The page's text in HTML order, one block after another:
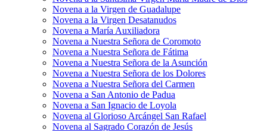
Novena a la Virgen de Guadalupe
Novena a la Virgen Desatanudos
Novena a María Auxiliadora
Novena a Nuestra Señora de Coromoto
Novena a Nuestra Señora de Fátima
Novena a Nuestra Señora de la Asunción
Novena a Nuestra Señora de los Dolores
Novena a Nuestra Señora del Carmen
Novena a San Antonio de Padua
Novena a San Ignacio de Loyola
Novena al Glorioso Arcángel San Rafael
Novena al Sagrado Corazón de Jesús